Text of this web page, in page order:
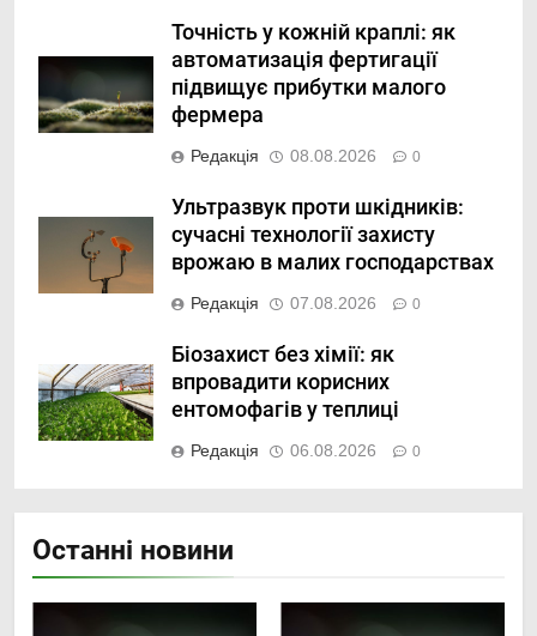
Точність у кожній краплі: як
автоматизація фертигації
підвищує прибутки малого
фермера
Редакція 08.08.2026 0
Ультразвук проти шкідників:
сучасні технології захисту
врожаю в малих господарствах
Редакція 07.08.2026 0
Біозахист без хімії: як
впровадити корисних
ентомофагів у теплиці
Редакція 06.08.2026 0
Останні новини